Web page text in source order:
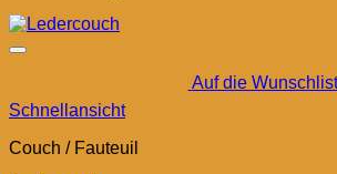
Auf die
Schnellansicht
Couch / Fauteuil